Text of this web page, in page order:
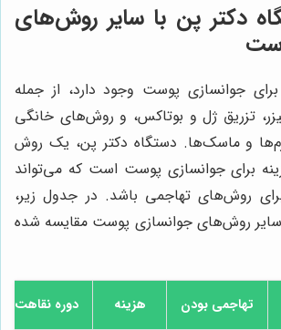
دکتر پن با سایر روش‌های
جوانسازی پوست وجود دارد، از جمله
تزریق ژل و بوتاکس، و روش‌های خانگی
و ماسک‌ها. دستگاه دکتر پن، یک روش
برای جوانسازی پوست است که می‌تواند
روش‌های تهاجمی باشد. در جدول زیر،
سایر روش‌های جوانسازی پوست مقایسه شده
تهاجمی بودن هزینه دوره نقاهت